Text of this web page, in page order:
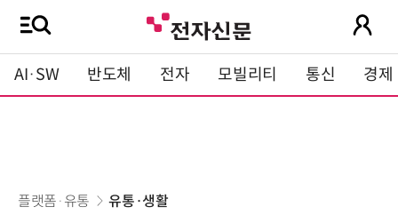
AI·SW 반도체 전자 모빌리티 통신 경제
플랫폼·유통 유통·생활